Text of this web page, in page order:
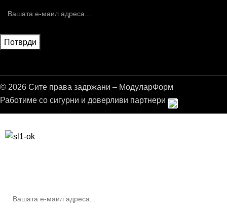
© 2026 Сите права задржани – МодуларФорм
Работиме со сигурни и доверливи партнери